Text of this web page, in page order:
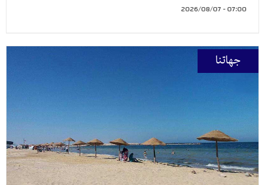
07:00 - 2026/08/07
جهاتنا